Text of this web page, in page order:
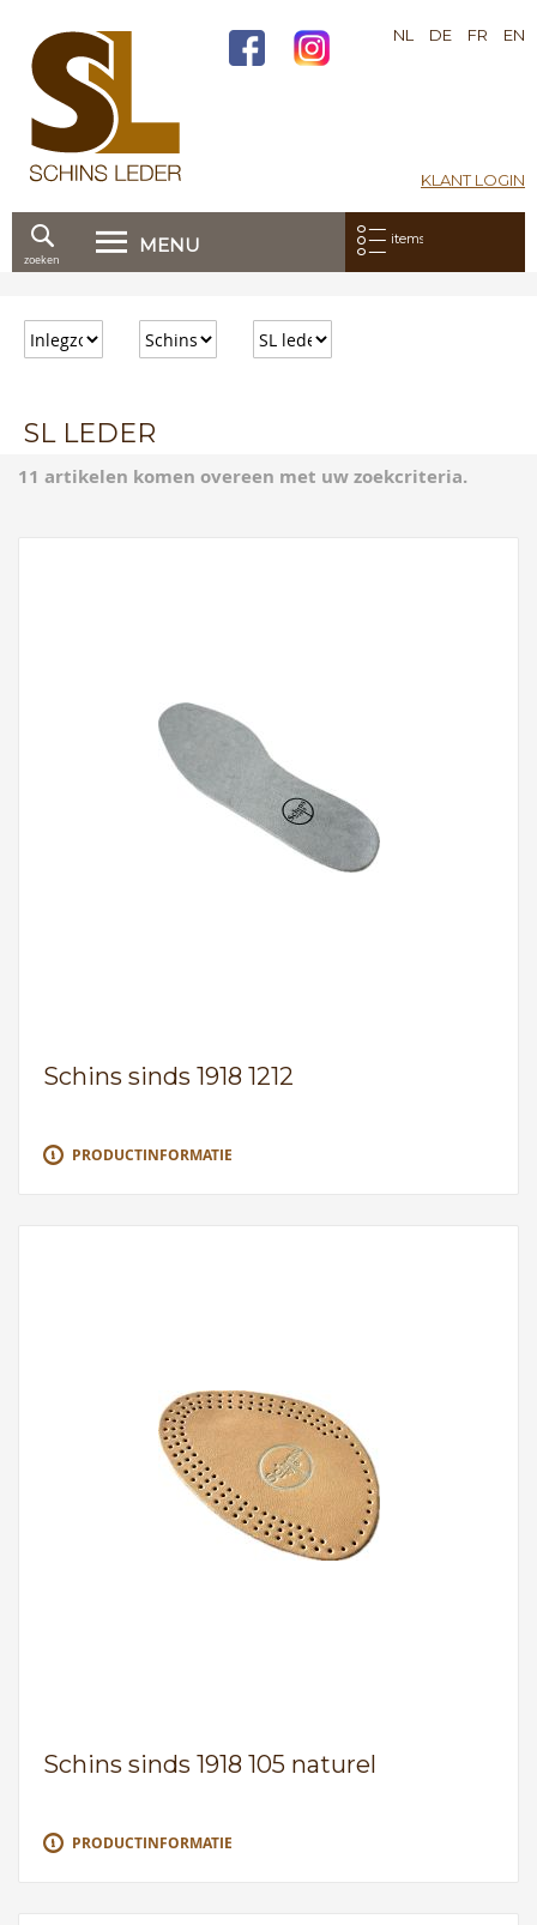
KLANT LOGIN
NL DE FR EN
MENU Mijn bestelling:
items
door
naar
zoeken
SL LEDER
11 artikelen komen overeen met uw zoekcriteria.
Schins sinds 1918 1212
PRODUCTINFORMATIE
Schins sinds 1918 105 naturel
PRODUCTINFORMATIE